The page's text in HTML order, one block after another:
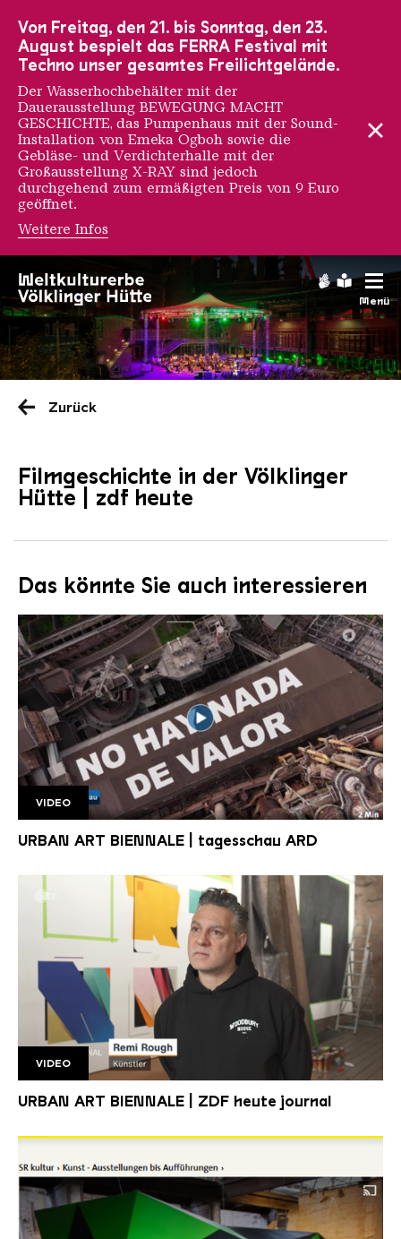
Menü
Saarländischen
Zurück
Filmgeschichte in der Völklinger
Hütte | zdf heute
Das könnte Sie auch interessieren
Tagesschau UAB
VIDEO
URBAN ART BIENNALE | tagesschau ARD
Remi Rough ZDF
VIDEO
URBAN ART BIENNALE | ZDF heute journal
Von Freitag, den 21. bis Sonntag, den 23.
August bespielt das FERRA Festival mit
Techno unser gesamtes Freilichtgelände.
Der Wasserhochbehälter mit der
Dauerausstellung BEWEGUNG MACHT
GESCHICHTE, das Pumpenhaus mit der Sound-
Installation von Emeka Ogboh sowie die
Gebläse- und Verdichterhalle mit der
Großausstellung X-RAY sind jedoch
durchgehend zum ermäßigten Preis von 9 Euro
geöffnet.
Weitere Infos